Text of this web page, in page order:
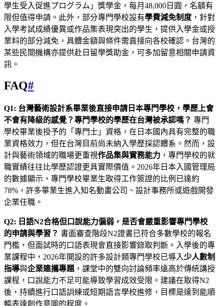
學生受入促進プログラム」獎學金，每月48,000日圓，名額有
限但值得申請。此外，部分專門學校設有學費減免制度 ，針對
入學考試成績優異或作品集表現突出的學生，提供入學金或授
業料的部分減免，具體金額與條件需直接向各校確認。台灣的
某些民間機構亦提供赴日留學獎助金，可多加留意相關申請資
訊。
FAQ#
Q1: 台灣藝術設計系畢業後直接申請日本專門學校，學歷上會
不會有降級的感覺？專門學校的學歷在台灣被承認嗎？ 專門
學校畢業後授予的「專門士」資格，在日本國內具有完整的職
業資格效力，但在台灣目前尚未納入學歷採認體系。然而，設
計與藝術領域的職場更重視作品集與實務能力 ，專門學校的就
職實績往往比學歷認證更具實際價值。2026年日本入國管理局
的數據顯示，專門學校畢業生取得工作簽證的比例已達約
78%，許多畢業生進入知名動畫公司、設計事務所或遊戲開發
企業任職。
Q2: 日語N2合格但口說能力偏弱，是否會嚴重影響專門學校
的申請與學習？ 書面審查階段N2證書已符合多數學校的報名
門檻，但面試時的口語表現會直接影響錄取判斷。入學後的專
業課程中，2026年開設的許多設計類專門學校已導入少人數制
指導與企業連攜專題，課堂中的雙向討論頻率遠高於傳統講授
課程，口說能力不足可能導致學習成效受限。建議在取得N2
後，持續進行口語訓練或短期語言學校進修，目標是達到能順
暢表達創作意圖的程度。